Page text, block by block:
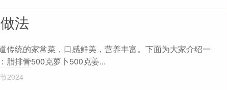
法
传统的家常菜，口感鲜美，营养丰富。下面为大家介绍一
腊排骨500克萝卜500克姜...
2024